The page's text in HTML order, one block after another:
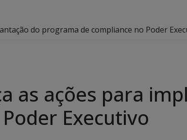
do programa de compliance no Poder
as ações para
Executivo